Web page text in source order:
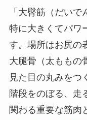
「大臀筋（だい
特に大きくてパワ
す。場所はお尻の
大腿骨（太ももの
見た目の丸みをつ
階段をのぼる、走
関わる重要な筋肉